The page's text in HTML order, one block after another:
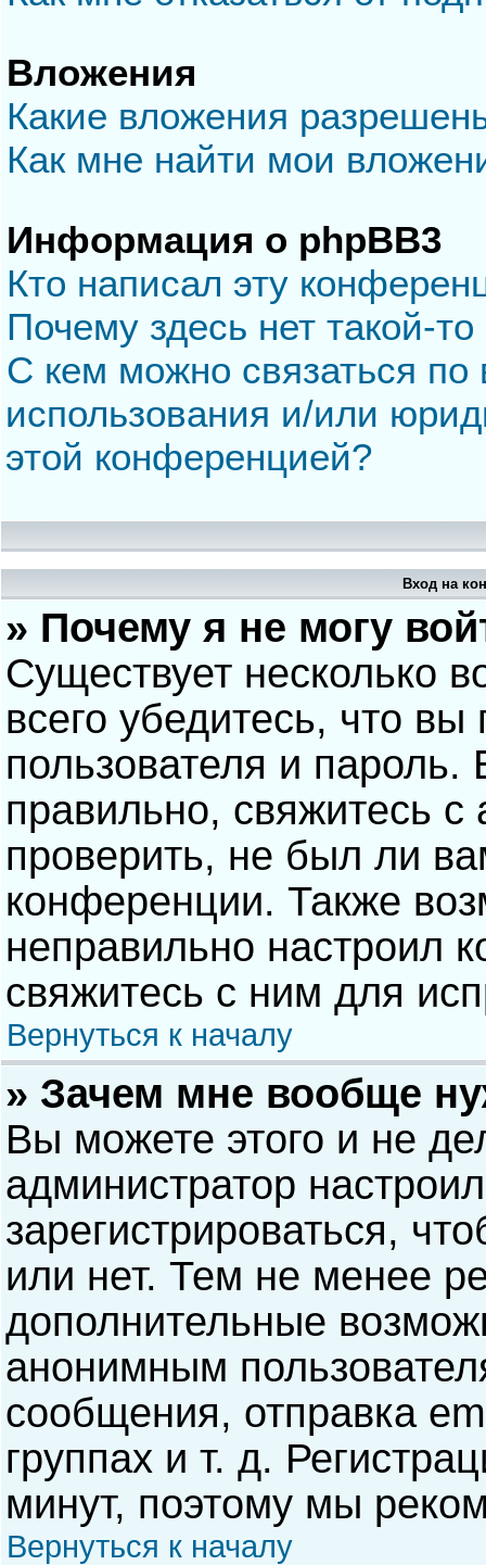
Вложения
Какие вложения
Как мне найти мои
Информация о phpBB3
Кто написал эту
Почему здесь нет такой-
С кем можно связаться по
использования и/или
этой конференцией?
Вход на
» Почему я не могу
Существует несколько
всего убедитесь, что
пользователя и
правильно, свяжитесь
проверить, не был ли
конференции. Также
неправильно настроил
свяжитесь с ним для
Вернуться к началу
» Зачем мне вообще
Вы можете этого и не
администратор
зарегистрироваться,
или нет. Тем не менее
дополнительные
анонимным
сообщения, отправка
группах и т. д.
минут, поэтому мы
Вернуться к началу